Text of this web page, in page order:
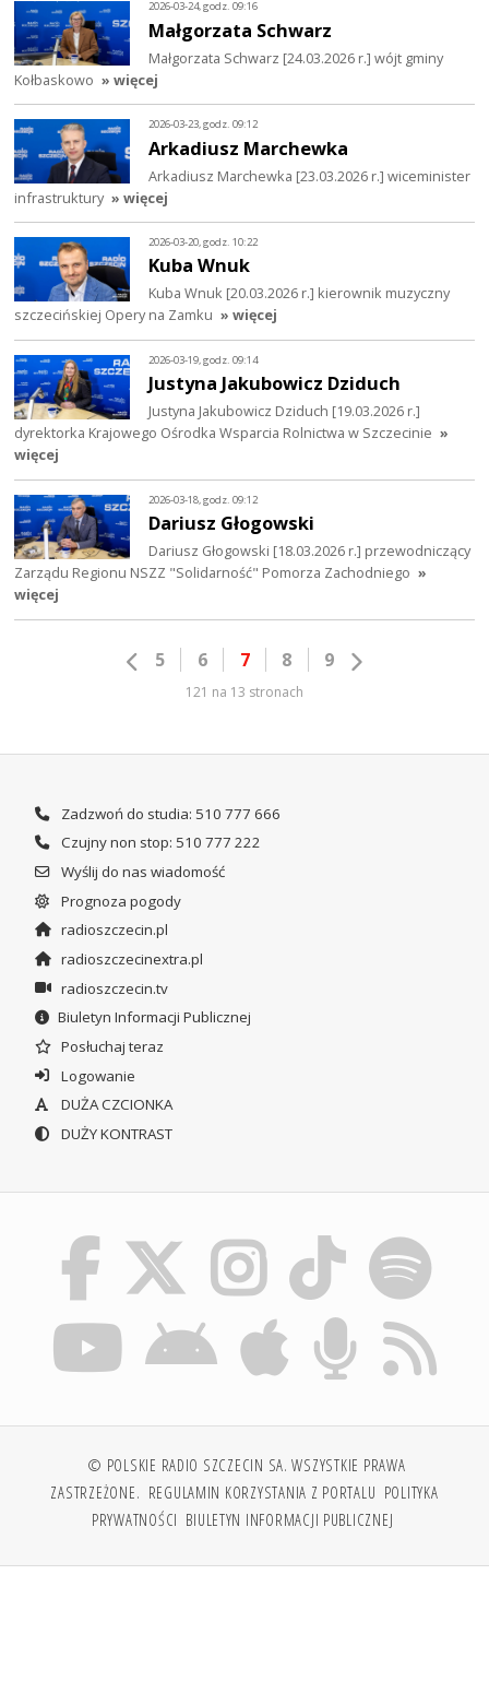
2026-03-24, godz. 09:16
Małgorzata Schwarz
Małgorzata Schwarz [24.03.2026 r.] wójt gminy
Kołbaskowo » więcej
2026-03-23, godz. 09:12
Arkadiusz Marchewka
Arkadiusz Marchewka [23.03.2026 r.] wiceminister
infrastruktury » więcej
2026-03-20, godz. 10:22
Kuba Wnuk
Kuba Wnuk [20.03.2026 r.] kierownik muzyczny
szczecińskiej Opery na Zamku » więcej
2026-03-19, godz. 09:14
Justyna Jakubowicz Dziduch
Justyna Jakubowicz Dziduch [19.03.2026 r.]
dyrektorka Krajowego Ośrodka Wsparcia Rolnictwa w Szczecinie »
więcej
2026-03-18, godz. 09:12
Dariusz Głogowski
Dariusz Głogowski [18.03.2026 r.] przewodniczący
Zarządu Regionu NSZZ "Solidarność" Pomorza Zachodniego »
więcej
5 6 7 8 9
121 na 13 stronach
Zadzwoń do studia: 510 777 666
Czujny non stop: 510 777 222
Wyślij do nas wiadomość
Prognoza pogody
radioszczecin.pl
radioszczecinextra.pl
radioszczecin.tv
Biuletyn Informacji Publicznej
Posłuchaj teraz
Logowanie
DUŻA CZCIONKA
DUŻY KONTRAST
© POLSKIE RADIO SZCZECIN SA. WSZYSTKIE PRAWA
ZASTRZEŻONE. REGULAMIN KORZYSTANIA Z PORTALU POLITYKA
PRYWATNOŚCI BIULETYN INFORMACJI PUBLICZNEJ